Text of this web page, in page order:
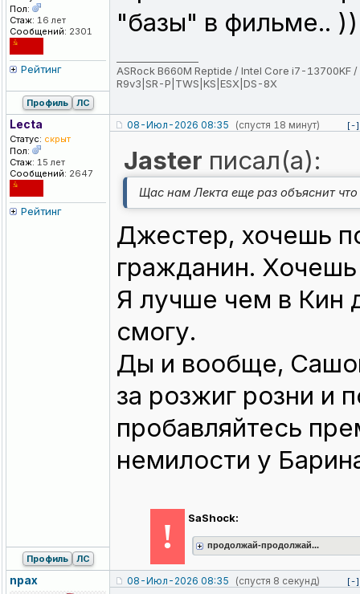
Пол:
Стаж: 16 лет
Сообщений: 2301
Рейтинг
"базы" в фильме.. ))
ASRock B660M Reptide / Intel Core i7-13700KF
R9v3|SR-P|TWS|KS|ESX|DS-8X
Профиль ЛС
Lecta
Статус: скрыт
Пол:
Стаж: 15 лет
Сообщений: 2647
Рейтинг
08-Июл-2026 08:35 (спустя 18 минут) [-]
Jaster писал(а):
Щас нам Лекта еще раз объяснит
Джестер, хочешь
гражданин.
Я лучше чем в Кин
смогу.
Ды и вообще,
за розжиг розни и
пробавляйтесь
немилости у
! SaShock:
продолжай-продолжай...
Профиль ЛС
npax 08-Июл-2026 08:35 (спустя 8 секунд) [-]